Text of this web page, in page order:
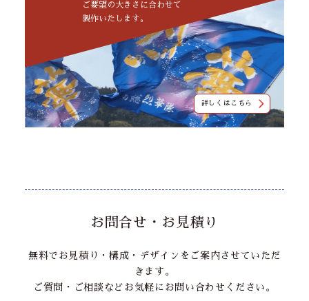
ご要望の大きさに合わせて
製作いたします。
詳しくはこちら
お問合せ・お見積り
無料でお見積り・構成・デザインをご案内させていただ
きます。
ご質問・ご相談などお気軽にお問い合わせください。